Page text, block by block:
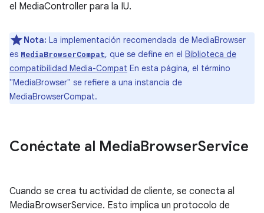
el MediaController para la IU.
Nota: La implementación recomendada de MediaBrowser
es MediaBrowserCompat, que se define en el Biblioteca de
compatibilidad Media-Compat En esta página, el término
"MediaBrowser" se refiere a una instancia de
MediaBrowserCompat.
Conéctate al MediaBrowserService
Cuando se crea tu actividad de cliente, se conecta al
MediaBrowserService. Esto implica un protocolo de